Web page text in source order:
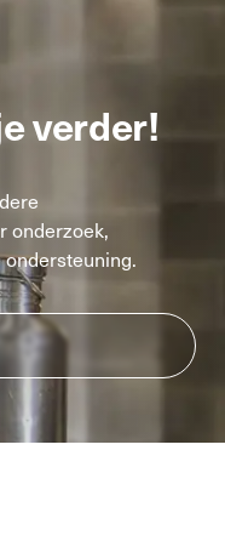
verder!
onderzoek,